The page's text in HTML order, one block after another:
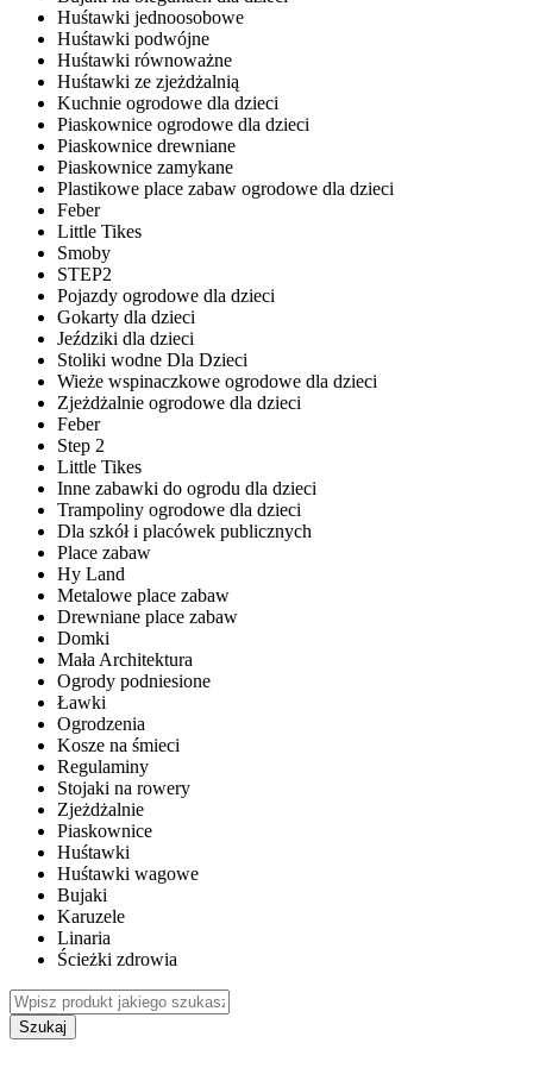
Huśtawki jednoosobowe
Huśtawki podwójne
Huśtawki równoważne
Huśtawki ze zjeżdżalnią
Kuchnie ogrodowe dla dzieci
Piaskownice ogrodowe dla dzieci
Piaskownice drewniane
Piaskownice zamykane
Plastikowe place zabaw ogrodowe dla dzieci
Feber
Little Tikes
Smoby
STEP2
Pojazdy ogrodowe dla dzieci
Gokarty dla dzieci
Jeździki dla dzieci
Stoliki wodne Dla Dzieci
Wieże wspinaczkowe ogrodowe dla dzieci
Zjeżdżalnie ogrodowe dla dzieci
Feber
Step 2
Little Tikes
Inne zabawki do ogrodu dla dzieci
Trampoliny ogrodowe dla dzieci
Dla szkół i placówek publicznych
Place zabaw
Hy Land
Metalowe place zabaw
Drewniane place zabaw
Domki
Mała Architektura
Ogrody podniesione
Ławki
Ogrodzenia
Kosze na śmieci
Regulaminy
Stojaki na rowery
Zjeżdżalnie
Piaskownice
Huśtawki
Huśtawki wagowe
Bujaki
Karuzele
Linaria
Ścieżki zdrowia
Szukaj